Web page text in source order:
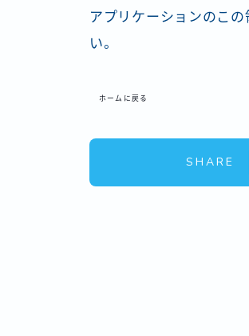
アプリケーションのこ
い。
ホームに戻る
SHARE